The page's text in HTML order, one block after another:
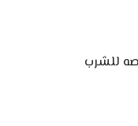
للشرب